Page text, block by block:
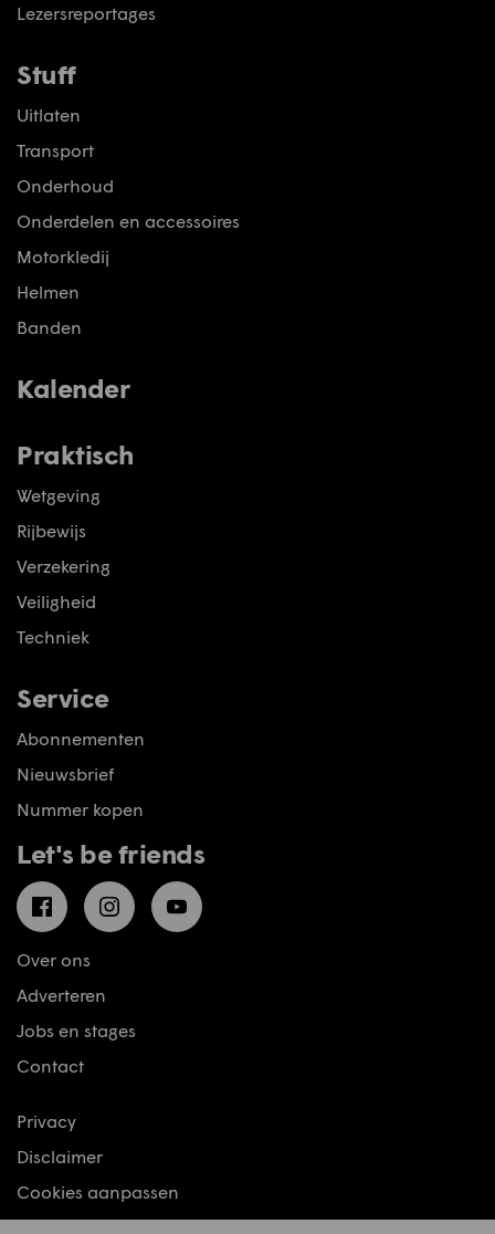
Lezersreportages
Stuff
Uitlaten
Transport
Onderhoud
Onderdelen en accessoires
Motorkledij
Helmen
Banden
Kalender
Praktisch
Wetgeving
Rijbewijs
Verzekering
Veiligheid
Techniek
Service
Abonnementen
Nieuwsbrief
Nummer kopen
Let's be friends
FacebookInstagramYouTube
Over ons
Adverteren
Jobs en stages
Contact
Privacy
Disclaimer
Cookies aanpassen